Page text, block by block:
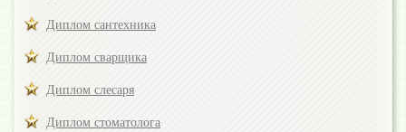
Диплом сантехника
Диплом сварщика
Диплом слесаря
Диплом стоматолога